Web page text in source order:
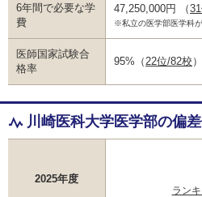
6年間で必要な学
費
47,250,000円 （
※私立の医学部医学科
医師国家試験合
格率
95% （ 22位/82校 ）
川崎医科大学医学部の偏
2025年度
ラン